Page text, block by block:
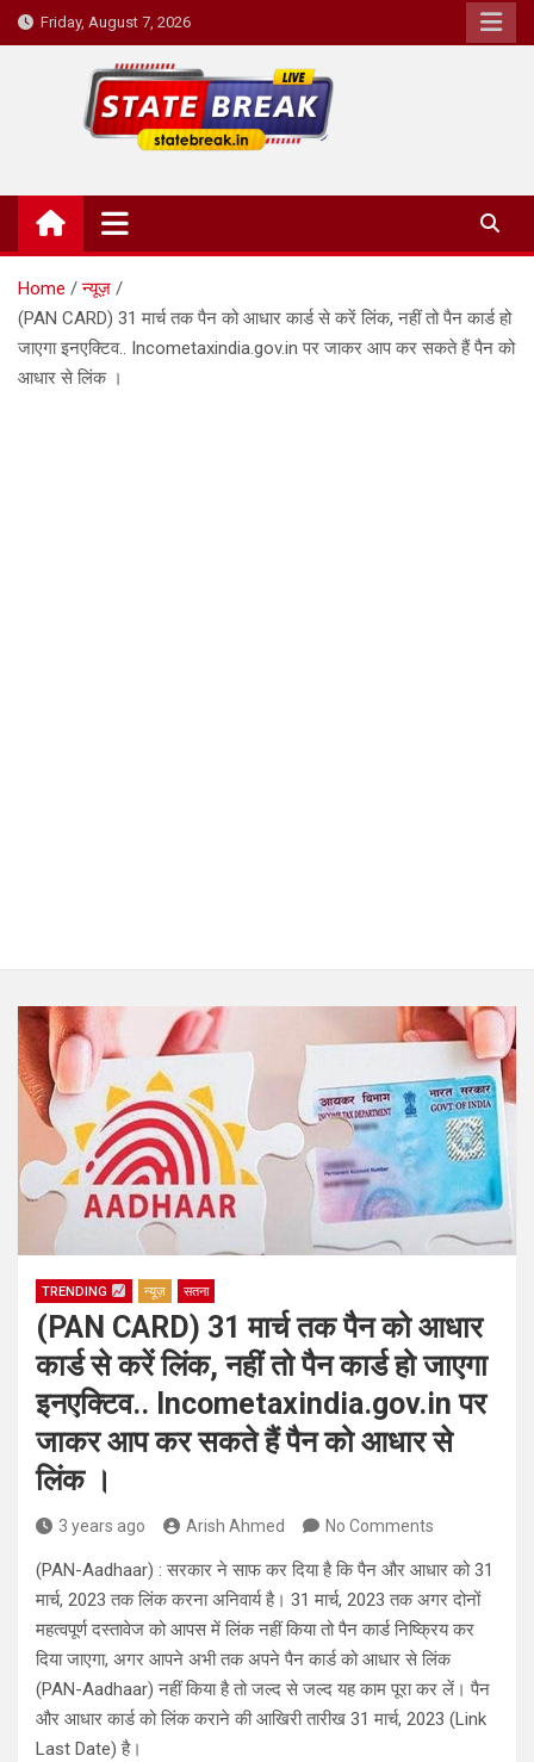
Skip
to
Friday, August 7, 2026
State Break
Home
न्यूज़
(PAN CARD) 31 मार्च तक पैन को आधार कार्ड से करें लिंक, नहीं तो पैन कार्ड हो
जाएगा इनएक्टिव.. Incometaxindia.gov.in पर जाकर आप कर सकते हैं पैन को
आधार से लिंक ।
TRENDING न्यूज़ सतना
(PAN CARD) 31 मार्च तक पैन को आधार
कार्ड से करें लिंक, नहीं तो पैन कार्ड हो जाएगा
इनएक्टिव.. Incometaxindia.gov.in पर
जाकर आप कर सकते हैं पैन को आधार से
लिंक ।
3 years ago Arish Ahmed No Comments
(PAN-Aadhaar) : सरकार ने साफ कर दिया है कि पैन और आधार को 31
मार्च, 2023 तक लिंक करना अनिवार्य है। 31 मार्च, 2023 तक अगर दोनों
महत्वपूर्ण दस्तावेज को आपस में लिंक नहीं किया तो पैन कार्ड निष्क्रिय कर
दिया जाएगा, अगर आपने अभी तक अपने पैन कार्ड को आधार से लिंक
(PAN-Aadhaar) नहीं किया है तो जल्द से जल्द यह काम पूरा कर लें। पैन
और आधार कार्ड को लिंक कराने की आखिरी तारीख 31 मार्च, 2023 (Link
Last Date) है।